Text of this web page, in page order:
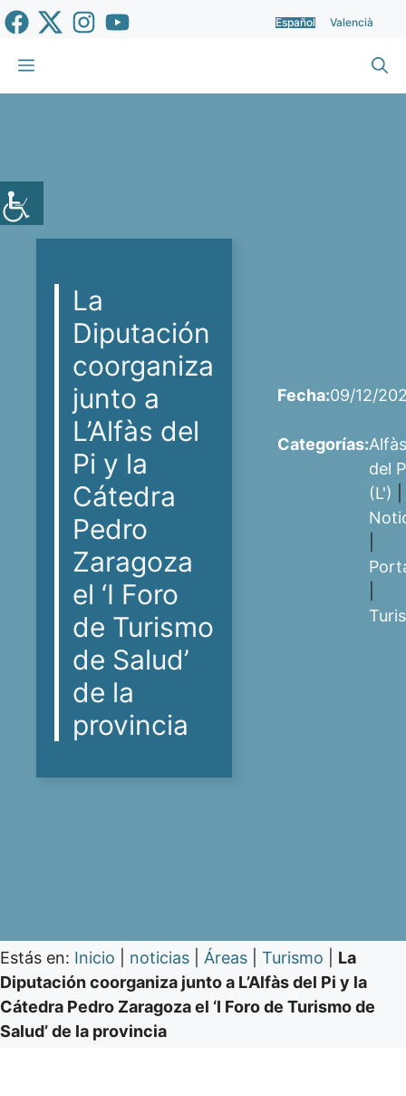
Saltar
al
contenido
Español Valencià
Menú
La
Diputación
coorganiza
junto a
L’Alfàs del
Pi y la
Cátedra
Pedro
Zaragoza
el ‘I Foro
de Turismo
de Salud’
de la
provincia
Fecha:09/12/
Categorías:Alfàs
del
(L')
Estás en: Inicio noticias Áreas Turismo
La
Diputación coorganiza junto a L’Alfàs del Pi y la
Cátedra Pedro Zaragoza el ‘I Foro de Turismo de
Salud’ de la provincia